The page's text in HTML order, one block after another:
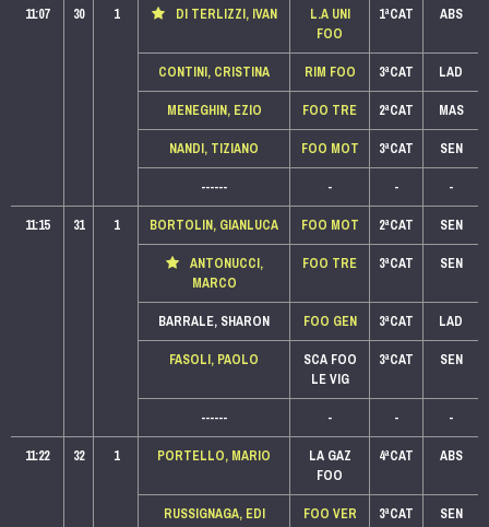
11:07
30 1 DI TERLIZZI, IVAN
L.A UNI
FOO
1ªCAT ABS
CONTINI, CRISTINA RIM FOO 3ªCAT
LAD
MENEGHIN, EZIO
FOO TRE 2ªCAT
MAS
NANDI, TIZIANO
FOO MOT 3ªCAT
SEN
------
- -
-
11:15
31 1 BORTOLIN, GIANLUCA FOO MOT 2ªCAT
SEN
ANTONUCCI,
MARCO
FOO TRE 3ªCAT SEN
BARRALE, SHARON FOO GEN 3ªCAT
LAD
FASOLI, PAOLO
SCA FOO
LE VIG
3ªCAT SEN
------ - -
-
11:22
32 1 PORTELLO, MARIO
LA GAZ
FOO
4ªCAT ABS
RUSSIGNAGA, EDI FOO VER 3ªCAT
SEN